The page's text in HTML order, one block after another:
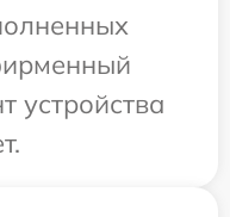
устройства